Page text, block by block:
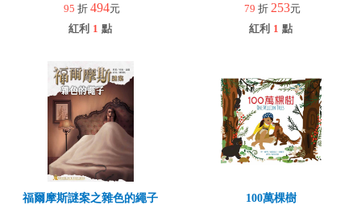
95 折 494元
紅利 1 點
79 折 253元
紅利 1 點
福爾摩斯謎案之雜色的繩子
100萬棵樹